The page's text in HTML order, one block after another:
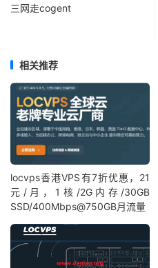
三网走cogent
相关推荐
locvps香港VPS有7折优惠，21
元/月，1核/2G内存/30GB
SSD/400Mbps@750GB月流量